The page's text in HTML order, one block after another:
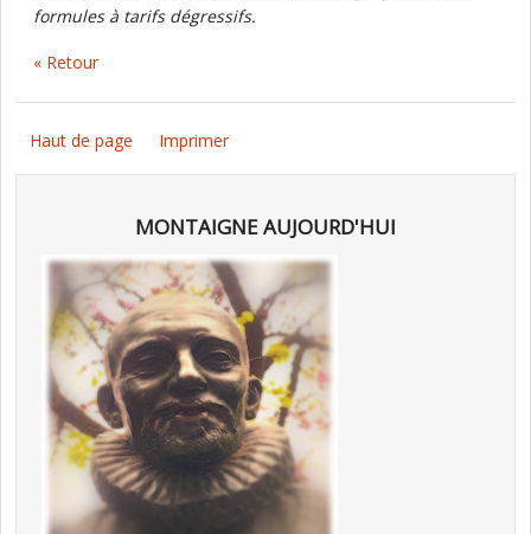
formules à tarifs dégressifs.
« Retour
Haut de page Imprimer
MONTAIGNE AUJOURD'HUI